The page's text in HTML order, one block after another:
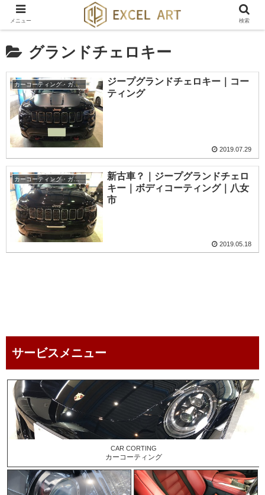
グランドチェロキー
カーコーティング・ガラスコーティング・ボディーコーティング
ジープグランドチェロキー｜コー
ティング
2019.07.29
カーコーティング・ガラスコーティング・ボディーコーティング
新古車？｜ジープグランドチェロ
キー｜ボディコーティング｜八女
市
2019.05.18
サービスメニュー
CAR CORTING
カーコーティング
メニュー 検索